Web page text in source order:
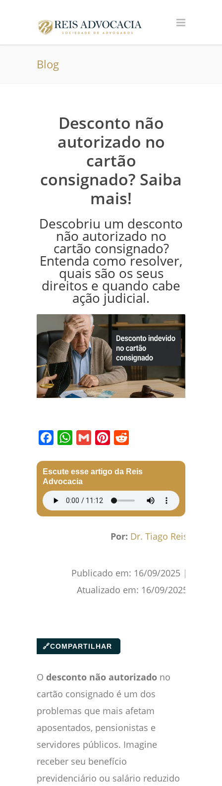
Blog
Desconto não
autorizado no
cartão
consignado? Saiba
mais!
Descobriu um desconto
não autorizado no
cartão consignado?
Entenda como resolver,
quais são os seus
direitos e quando cabe
ação judicial.
Escute esse artigo da Reis
Advocacia
Por: Dr. Tiago Reis
Publicado em: 16/09/2025 |
Atualizado em: 16/09/2025
🔗COMPARTILHAR
O desconto não autorizado no
cartão consignado é um dos
problemas que mais afetam
aposentados, pensionistas e
servidores públicos. Imagine
receber seu benefício
previdenciário ou salário reduzido